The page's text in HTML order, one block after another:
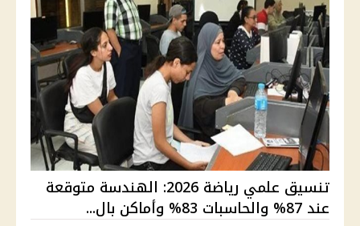
تنسيق علمي رياضة 2026: الهندسة متوقعة
عند 87% والحاسبات 83% وأماكن بال...